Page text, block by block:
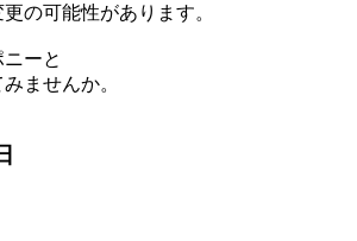
の可能性があります。
ーと
ませんか。